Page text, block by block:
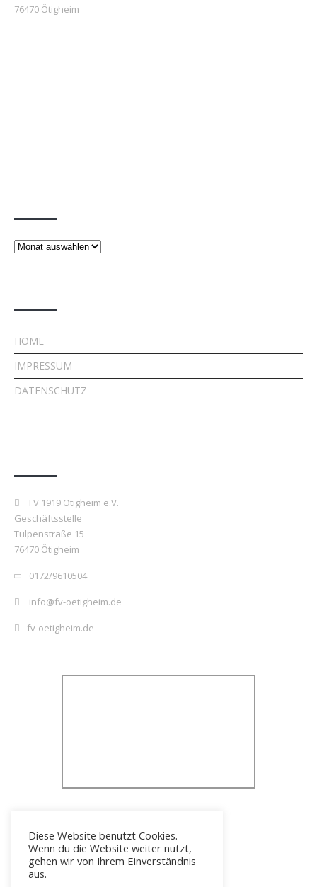
76470 Ötigheim
Beiträge
HOME
IMPRESSUM
DATENSCHUTZ
FV 1919 Ötigheim e.V.
Geschäftsstelle
Tulpenstraße 15
76470 Ötigheim
0172/9610504
info@fv-oetigheim.de
fv-oetigheim.de
Diese Website benutzt Cookies.
Wenn du die Website weiter nutzt,
gehen wir von Ihrem Einverständnis
aus.